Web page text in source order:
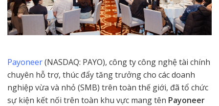
Payoneer(NASDAQ: PAYO), công ty công nghệ tài chính
chuyên hỗ trợ, thúc đẩy tăng trưởng cho các doanh
nghiệp vừa và nhỏ (SMB) trên toàn thế giới, đã tổ chức
sự kiện kết nối trên toàn khu vực mang tên Payoneer